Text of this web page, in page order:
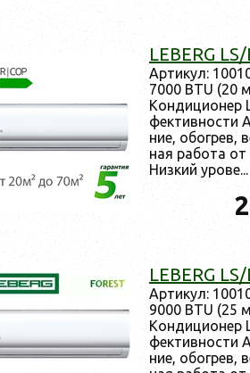
LEBERG
Ар­ти­кул:
7000 BTU (20
Кон­ди­ци­онер
фектив­ности
ние, обог­рев,
ная ра­бота
Низ­кий уро­ве...
LEBERG
Ар­ти­кул:
9000 BTU (25
Кон­ди­ци­онер
фектив­ности
ние, обог­рев,